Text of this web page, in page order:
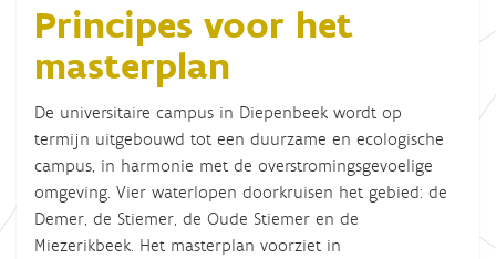
Principes voor het
masterplan
De universitaire campus in Diepenbeek wordt op
termijn uitgebouwd tot een duurzame en ecologische
campus, in harmonie met de overstromingsgevoelige
omgeving. Vier waterlopen doorkruisen het gebied: de
Demer, de Stiemer, de Oude Stiemer en de
Miezerikbeek. Het masterplan voorziet in